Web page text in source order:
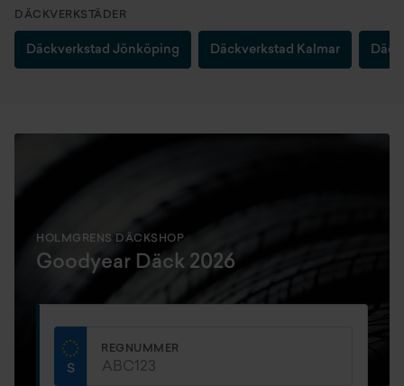
DÄCKVERKSTÄDER
Däckverkstad Jönköping Däckverkstad Kalmar
HOLMGRENS DÄCKSHOP
Goodyear Däck 2026
REGNUMMER